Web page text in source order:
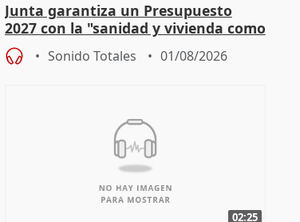
Junta garantiza un Presupuesto
2027 con la "sanidad y vivienda como
prioridades"
Sonido Totales 01/08/2026
02:25